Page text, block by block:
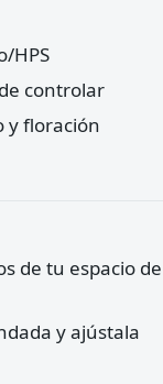
HPS
controlar
y floración
de tu espacio de
y ajústala